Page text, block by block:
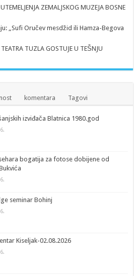
ZEMALJSKOG MUZEJA BOSNE
„Sufi Oručev mesdžid ili Hamza-Begova
TUZLA GOSTUJE U TEŠNJU
komentara Tagovi
izviđača Blatnica 1980.god
bogatija za fotose dobijene od
seminar Bohinj
Kiseljak-02.08.2026